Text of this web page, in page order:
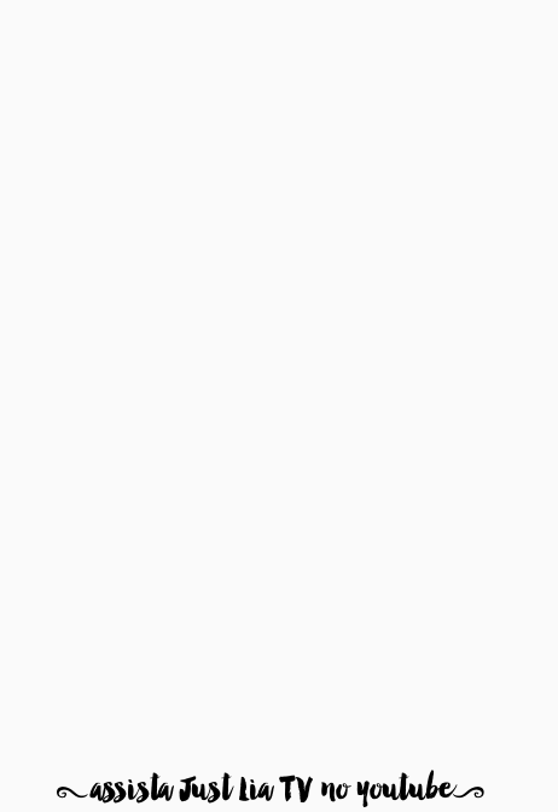
8assista Just Lia TV no youtube9